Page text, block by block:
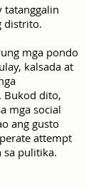
tatanggalin
distrito.
mga pondo
kalsada at
Bukod dito,
mga social
ang gusto
attempt
sa pulitika.